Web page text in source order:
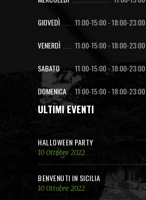
GIOVEDÌ 11:00-15:00-18:00-23:00
VENERDÌ 11:00-15:00-18:00-23:00
SABATO 11:00-15:00-18:00-23:00
DOMENICA 11:00-15:00-18:00-23:00
ULTIMI EVENTI
HALLOWEEN PARTY
10 Ottobre 2022
BENVENUTI IN SICILIA
10 Ottobre 2022